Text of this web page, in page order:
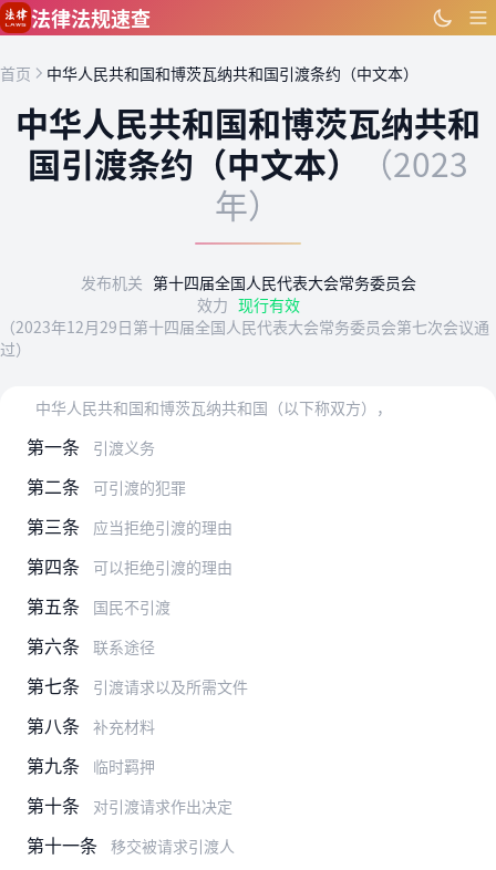
跳到主要内容
法律法规速查
首页 中华人民共和国和博茨瓦纳共和国引渡条约（中文本）
中华人民共和国和博茨瓦纳共和
国引渡条约（中文本）
（2023
年）
发布机关 第十四届全国人民代表大会常务委员会
效力 现行有效
（2023年12月29日第十四届全国人民代表大会常务委员会第七次会议通
过）
中华人民共和国和博茨瓦纳共和国（以下称双方），
第一条 引渡义务
第二条 可引渡的犯罪
第三条 应当拒绝引渡的理由
第四条 可以拒绝引渡的理由
第五条 国民不引渡
第六条 联系途径
第七条 引渡请求以及所需文件
第八条 补充材料
第九条 临时羁押
第十条 对引渡请求作出决定
第十一条 移交被请求引渡人